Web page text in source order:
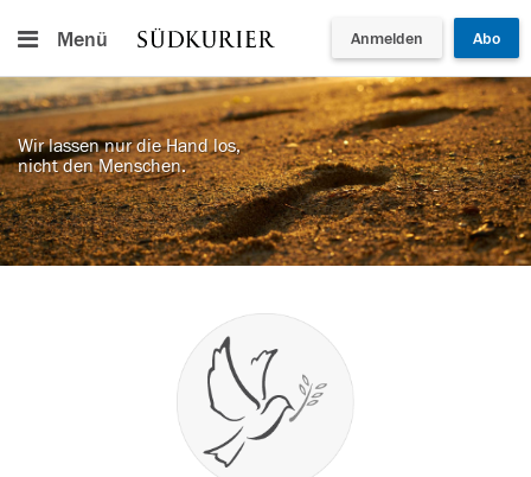
Menü Anmelden Abo
Wir lassen nur die Hand los,
nicht den Menschen.